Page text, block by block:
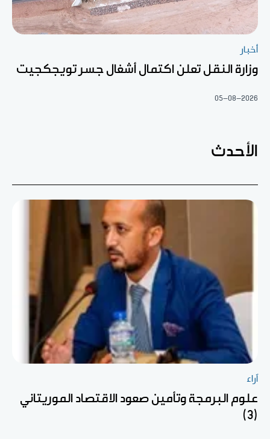
أخبار
وزارة النقل تعلن اكتمال أشغال جسر تويجكجيت
05-08-2026
الأحدث
آراء
علوم البرمجة وتأمين صعود الاقتصاد الموريتاني
(3)